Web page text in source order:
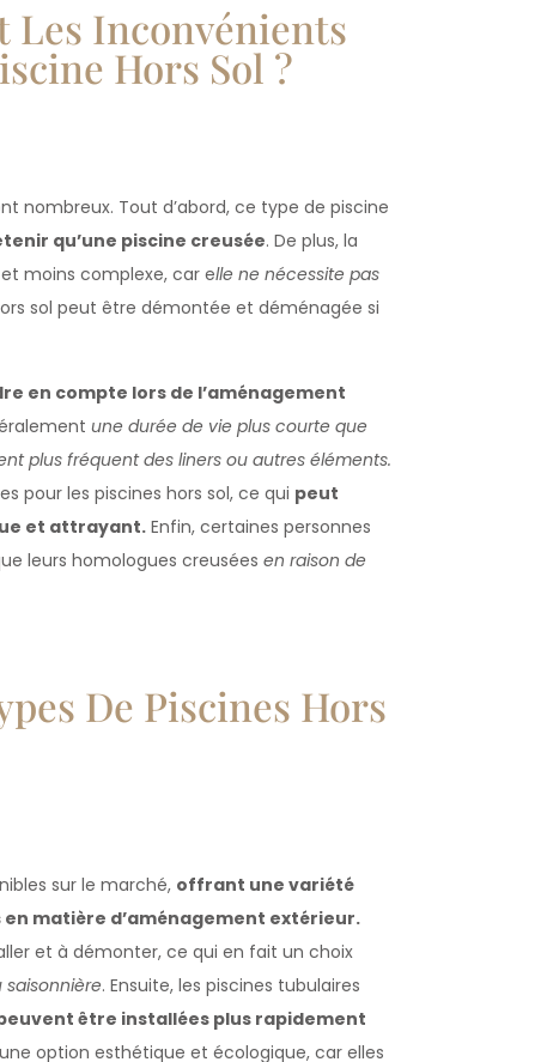
Les Inconvénients
Hors Sol ?
nombreux. Tout d’abord, ce type de piscine
qu’une piscine creusée. De plus, la
moins complexe, car elle ne nécessite pas
sol peut être démontée et déménagée si
en compte lors de l’aménagement
une durée de vie plus courte que
plus fréquent des liners ou autres éléments.
pour les piscines hors sol, ce qui peut
et attrayant. Enfin, certaines personnes
leurs homologues creusées en raison de
De Piscines Hors
sur le marché, offrant une variété
matière d’aménagement extérieur.
et à démonter, ce qui en fait un choix
. Ensuite, les piscines tubulaires
être installées plus rapidement
option esthétique et écologique, car elles